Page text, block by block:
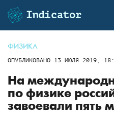
ФИЗИКА
ОПУБЛИКОВАНО 13 ИЮЛЯ 2019,
На
по физике
завоевали пять